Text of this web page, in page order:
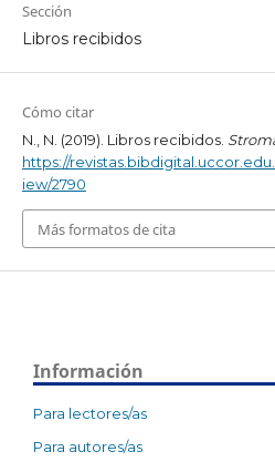
Sección
Libros recibidos
Cómo citar
N., N. (2019). Libros recibidos.
https://
iew/2790
Más formatos de cita
Información
Para lectores/as
Para autores/as